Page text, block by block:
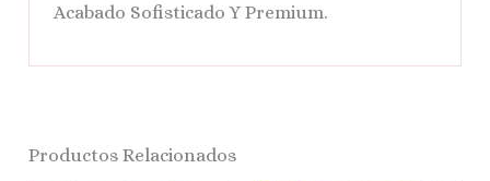
Acabado Sofisticado Y Premium.
Productos Relacionados